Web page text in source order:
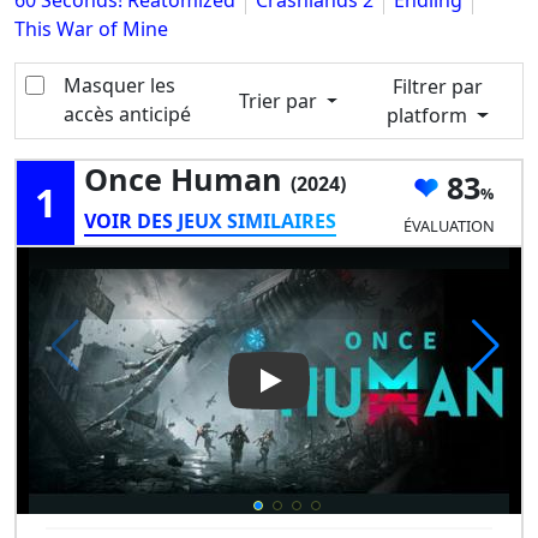
This War of Mine
Masquer les
accès anticipé
Trier par
Filtrer par
platform
1 Once Human (2024)
VOIR DES JEUX SIMILAIRES
83
ÉVALUATION
Play Video: Once Human